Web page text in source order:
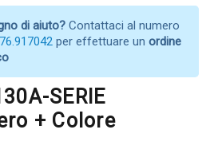
di aiuto? Contattaci al numero
per effettuare un ordine
SERIE
+ Colore